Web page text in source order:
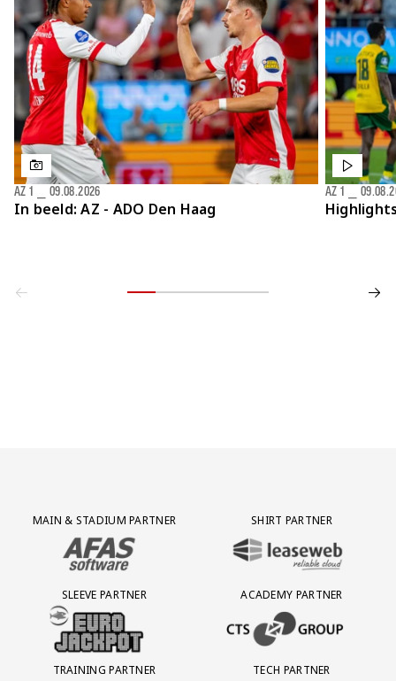
In beeld: AZ - ADO Den Haag
AZ 1 09.08.2026 AZ 1
Partner Logos Grid
MAIN & STADIUM PARTNER
BEZOEK ONZE MAIN & STADIUM PARTNER AFAS SOFTWARE
SHIRT PARTNER
BEZOEK ONZE SHIRT PARTNER
SLEEVE PARTNER
BEZOEK ONZE SLEEVE PARTNER EUROJACKPOT
ACADEMY PARTNER
BEZOEK ONZE ACADEMY
TRAINING PARTNER
TECH PARTNER